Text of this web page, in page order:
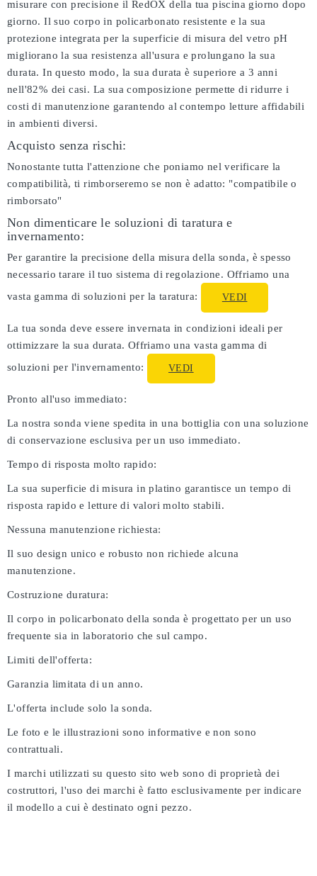
misurare con precisione il RedOX della tua piscina giorno dopo
giorno. Il suo corpo in policarbonato resistente e la sua
protezione integrata per la superficie di misura del vetro pH
migliorano la sua resistenza all'usura e prolungano la sua
durata. In questo modo, la sua durata è superiore a 3 anni
nell'82% dei casi. La sua composizione permette di ridurre i
costi di manutenzione garantendo al contempo letture affidabili
in ambienti diversi.
Acquisto senza rischi:
Nonostante tutta l'attenzione che poniamo nel verificare la
compatibilità, ti rimborseremo se non è adatto: "compatibile o
rimborsato"
Non dimenticare le soluzioni di taratura e
invernamento:
Per garantire la precisione della misura della sonda, è spesso
necessario tarare il tuo sistema di regolazione. Offriamo una
vasta gamma di soluzioni per la taratura:
VEDI
La tua sonda deve essere invernata in condizioni ideali per
ottimizzare la sua durata. Offriamo una vasta gamma di
soluzioni per l'invernamento:
VEDI
Pronto all'uso immediato:
La nostra sonda viene spedita in una bottiglia con una soluzione
di conservazione esclusiva per un uso immediato.
Tempo di risposta molto rapido:
La sua superficie di misura in platino garantisce un tempo di
risposta rapido e letture di valori molto stabili.
Nessuna manutenzione richiesta:
Il suo design unico e robusto non richiede alcuna
manutenzione.
Costruzione duratura:
Il corpo in policarbonato della sonda è progettato per un uso
frequente sia in laboratorio che sul campo.
Limiti dell'offerta:
Garanzia limitata di un anno.
L'offerta include solo la sonda.
Le foto e le illustrazioni sono informative e non sono
contrattuali.
I marchi utilizzati su questo sito web sono di proprietà dei
costruttori, l'uso dei marchi è fatto esclusivamente per indicare
il modello a cui è destinato ogni pezzo.